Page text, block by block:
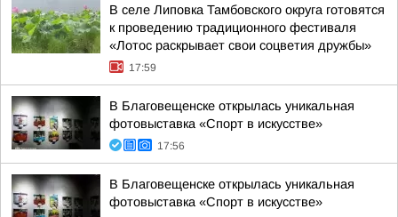
В селе Липовка Тамбовского округа готовятся
к проведению традиционного фестиваля
«Лотос раскрывает свои соцветия дружбы»
17:59
В Благовещенске открылась уникальная
фотовыставка «Спорт в искусстве»
17:56
В Благовещенске открылась уникальная
фотовыставка «Спорт в искусстве»